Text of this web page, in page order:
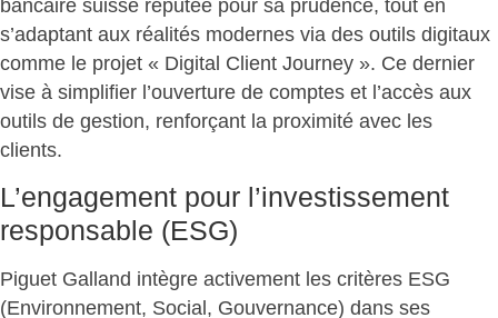
bancaire suisse réputée pour sa prudence, tout en
s’adaptant aux réalités modernes via des outils digitaux
comme le projet « Digital Client Journey ». Ce dernier
vise à simplifier l’ouverture de comptes et l’accès aux
outils de gestion, renforçant la proximité avec les
clients.
L’engagement pour l’investissement
responsable (ESG)
Piguet Galland intègre activement les critères ESG
(Environnement, Social, Gouvernance) dans ses